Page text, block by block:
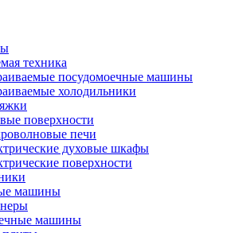
техника
посудомоечные машины
холодильники
поверхности
печи
духовые шкафы
поверхности
машины
машины